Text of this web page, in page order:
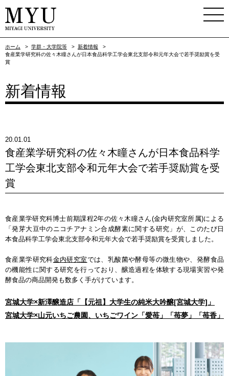
ホーム > 学群・大学院等 > 新着情報
>
食産業学研究科の佐々木瞳さんが日本食品科学工学会東北支部令和元年大会で若手奨励賞を受
賞
新着情報
20.01.01
食産業学研究科の佐々木瞳さんが日本食品科学
工学会東北支部令和元年大会で若手奨励賞を受
賞
食産業学研究科博士前期課程2年の佐々木瞳さん(金内研究室所属)による
「発芽大豆中のニコチアナミン合成酵素に関する研究」が、このたび日
本食品科学工学会東北支部令和元年大会で若手奨励賞を受賞しました。
食産業学研究科金内研究室では、乳酸菌や酵母等の微生物や、発酵食品
の機能性に関する研究を行っており、醸造過程を体験する現場実習や発
酵食品の商品開発も数多く手がけています。
宮城大学×新澤醸造店「【元祖】大学生の純米大吟醸[宮城大学]」
宮城大学×山元いちご農園、いちごワイン「愛苺」「苺夢」「苺香」